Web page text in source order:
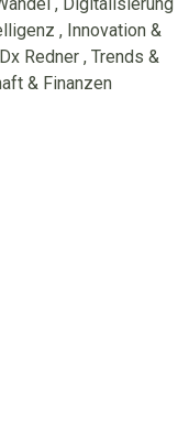
, Innovation &
Redner , Trends &
& Finanzen